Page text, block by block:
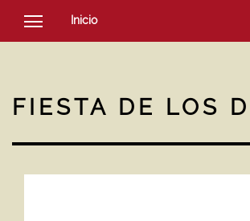
Inicio
SOCIEDAD
NOTICIAS
FIESTA DE LOS